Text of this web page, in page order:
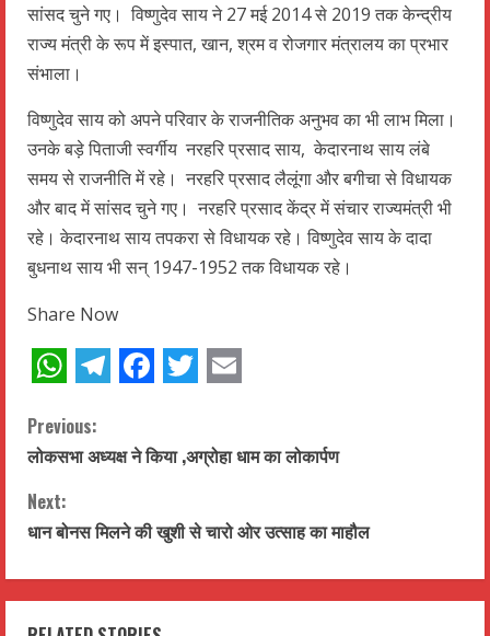
सांसद चुने गए। विष्णुदेव साय ने 27 मई 2014 से 2019 तक केन्द्रीय
राज्य मंत्री के रूप में इस्पात, खान, श्रम व रोजगार मंत्रालय का प्रभार
संभाला।
विष्णुदेव साय को अपने परिवार के राजनीतिक अनुभव का भी लाभ मिला।
उनके बड़े पिताजी स्वर्गीय नरहरि प्रसाद साय, केदारनाथ साय लंबे
समय से राजनीति में रहे। नरहरि प्रसाद लैलूंगा और बगीचा से विधायक
और बाद में सांसद चुने गए। नरहरि प्रसाद केंद्र में संचार राज्यमंत्री भी
रहे। केदारनाथ साय तपकरा से विधायक रहे। विष्णुदेव साय के दादा
बुधनाथ साय भी सन् 1947-1952 तक विधायक रहे।
Share Now
C
o
n
t
i
Previous:
लोकसभा अध्यक्ष ने किया ,अग्रोहा धाम का लोकार्पण
Next:
धान बोनस मिलने की खुशी से चारो ओर उत्साह का माहौल